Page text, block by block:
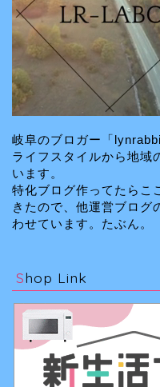
岐阜のブロガー「
ライフスタイルから地域
います。
特化ブログ作ってたらこ
きたので、他運営ブログ
わせています。たぶん。
Shop Link